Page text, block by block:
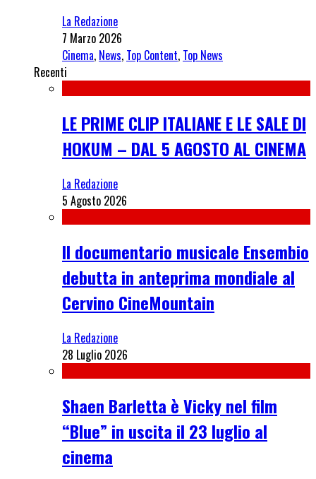
La Redazione
7 Marzo 2026
Cinema, News, Top Content, Top News
Recenti
LE PRIME CLIP ITALIANE E LE SALE DI
HOKUM – DAL 5 AGOSTO AL CINEMA
La Redazione
5 Agosto 2026
Il documentario musicale Ensembio
debutta in anteprima mondiale al
Cervino CineMountain
La Redazione
28 Luglio 2026
Shaen Barletta è Vicky nel film
“Blue” in uscita il 23 luglio al
cinema